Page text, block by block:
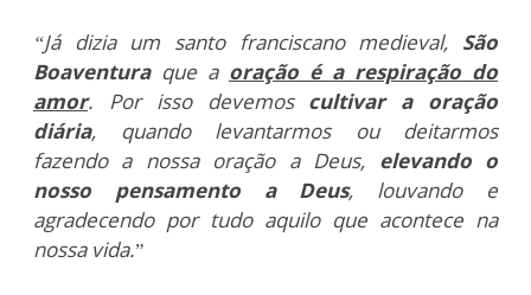
“Já dizia um santo franciscano medieval, São
Boaventuraque a oração é a respiração do
amor. Por isso devemoscultivar a oração
diária, quando levantarmos ou deitarmos
fazendo a nossa oração a Deus, elevando o
nosso pensamento a Deus, louvando e
agradecendo por tudo aquilo que acontece na
nossa vida.”